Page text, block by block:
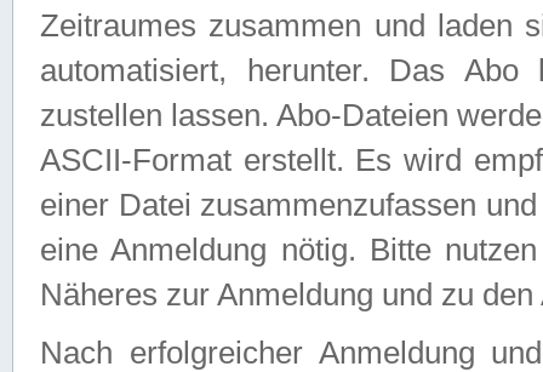
Zeitraumes zusammen und laden
automatisiert, herunter. Das
zustellen lassen. Abo-Dateien
ASCII-Format erstellt. Es wird
einer Datei zusammenzufassen
eine Anmeldung nötig. Bitte
Näheres zur Anmeldung und zu
Nach erfolgreicher Anmeldung